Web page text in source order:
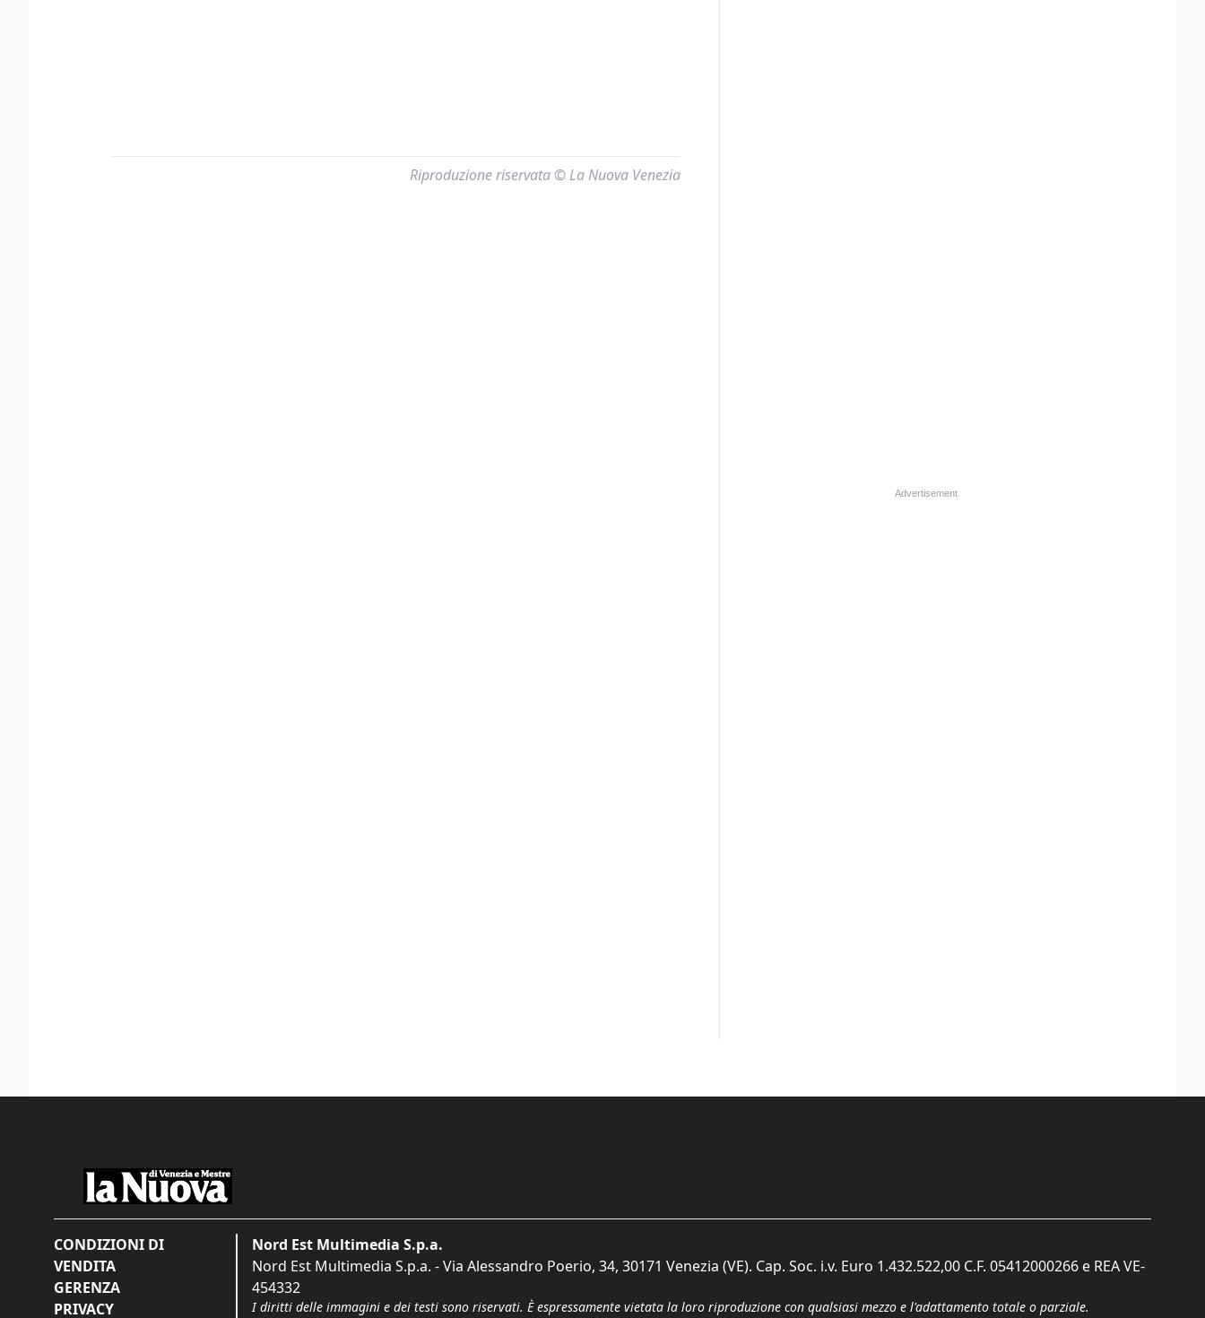
Riproduzione riservata © La Nuova Venezia
CONDIZIONI DI
VENDITA
GERENZA
PRIVACY
Nord Est Multimedia S.p.a.
Nord Est Multimedia S.p.a. - Via Alessandro Poerio, 34, 30171 Venezia (VE). Cap. Soc. i.v. Euro 1.432.522,00 C.F. 05412000266 e REA VE-
454332
I diritti delle immagini e dei testi sono riservati. È espressamente vietata la loro riproduzione con qualsiasi mezzo e l'adattamento totale o parziale.